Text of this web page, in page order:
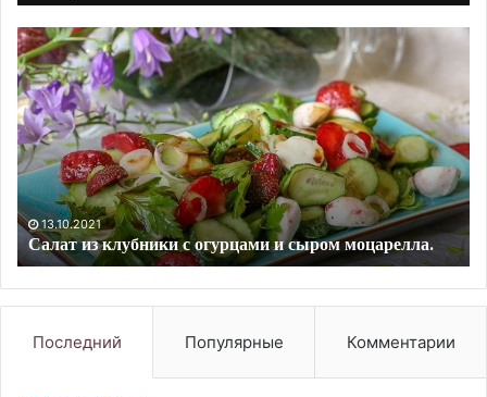
Суп
из
свиных
ребрышек
с
гречкой
и
грибами.
Рецепт
с
фото
10.09.2023
Суп из свиных ребрышек с гречкой и грибами. Рецепт
с фото
с
Последний Популярные Комментарии